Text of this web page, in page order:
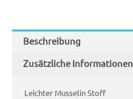
Beschreibung
Zusätzliche Informationen
Leichter Musselin Stoff